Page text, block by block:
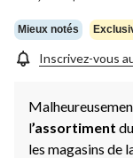
Mieux notés
Inscrivez-vous
l’assortiment
les magasins de